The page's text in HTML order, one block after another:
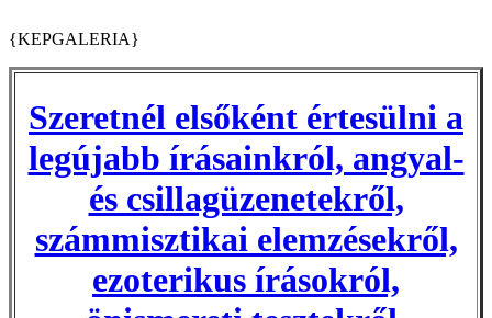
{KEPGALERIA}
Szeretnél elsőként értesülni a
legújabb írásainkról, angyal-
és csillagüzenetekről,
számmisztikai elemzésekről,
ezoterikus írásokról,